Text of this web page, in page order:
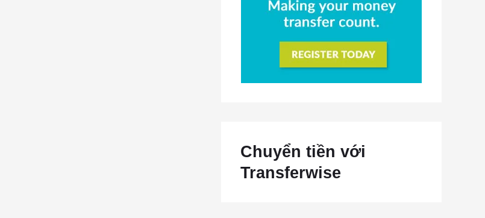
Chuyển tiền với
Transferwise